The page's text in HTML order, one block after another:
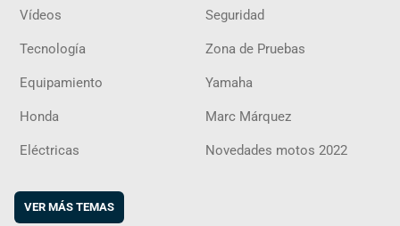
Vídeos Seguridad
Tecnología Zona de Pruebas
Equipamiento Yamaha
Honda Marc Márquez
Eléctricas Novedades motos 2022
VER MÁS TEMAS